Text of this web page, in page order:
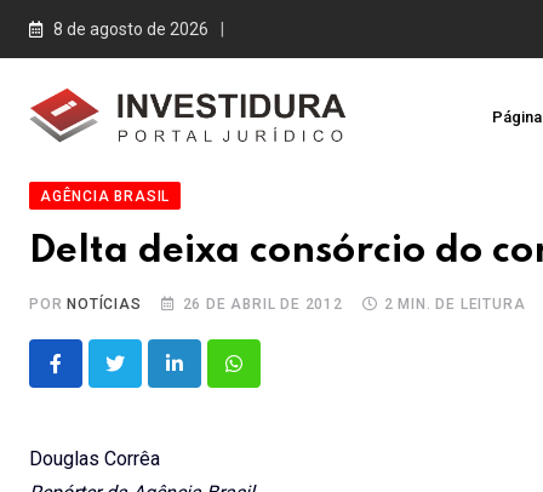
Skip
8 de agosto de 2026
AGÊNCIA BRASIL
Delta deixa consórcio do
PORNOTÍCIAS 26 DE ABRIL DE 2012 2 MIN. DE LEITURA
LinkedInWhatsapp
Douglas Corrêa